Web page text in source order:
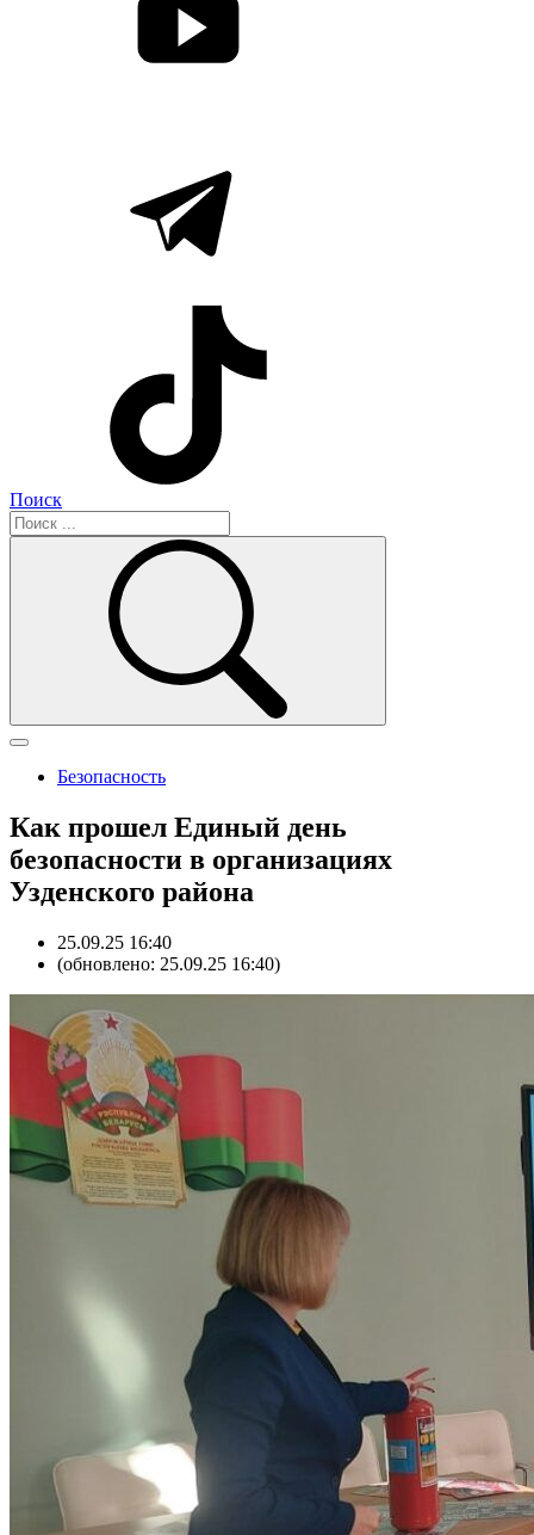
Поиск
Безопасность
Как прошел Единый день
безопасности в организациях
Узденского района
25.09.25 16:40
(обновлено: 25.09.25 16:40)